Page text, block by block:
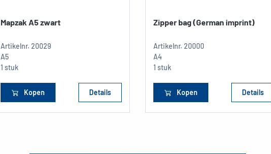
Mapzak A5 zwart
Artikelnr. 20029
A5
1 stuk
Kopen Details
Zipper bag (German imprint)
Artikelnr. 20000
A4
1 stuk
Kopen Details